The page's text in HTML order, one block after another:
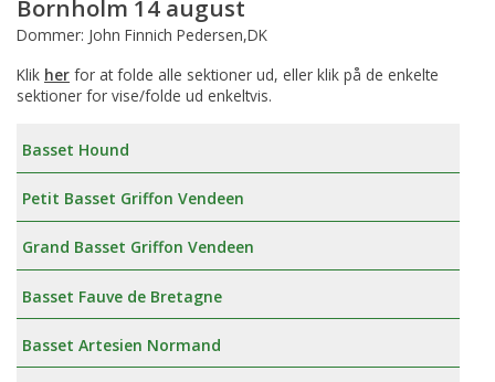
Bornholm 14 august
Dommer: John Finnich Pedersen,DK
Klik her for at folde alle sektioner ud, eller klik på de enkelte
sektioner for vise/folde ud enkeltvis.
Basset Hound
Petit Basset Griffon Vendeen
Grand Basset Griffon Vendeen
Basset Fauve de Bretagne
Basset Artesien Normand